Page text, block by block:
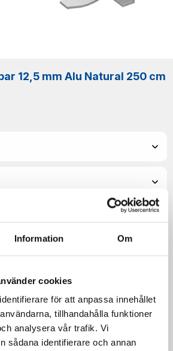
Information Om
cookies
för att anpassa innehållet
tillhandahålla funktioner
analysera vår trafik. Vi
sådana identifierare och annan
12,5 mm Alu Natural 250 cm